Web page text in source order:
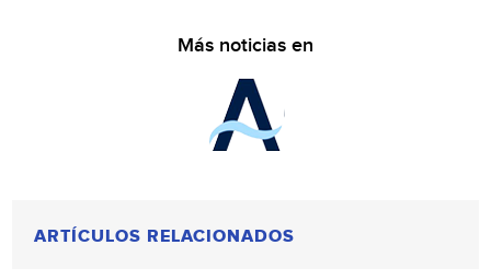
Más noticias en
ARTÍCULOS RELACIONADOS